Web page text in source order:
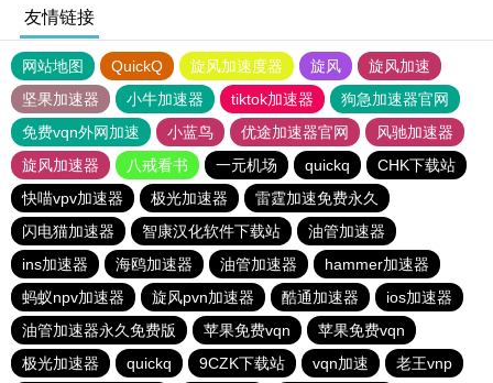
友情链接
网站地图 QuickQ 旋风加速度器 旋风
旋风加速
坚果加速器
小牛加速器 tiktok加速器
狗急加速器官网
免费vqn外网加速
小蓝鸟 优途加速器官网
风驰加速器
旋风加速器
八戒看书 一元机场 quickq
CHK下载站
快喵vpv加速器
极光加速器
雷霆加速免费永久
闪电猫加速器
智康汉化软件下载站
油管加速器
ins加速器
海鸥加速器 油管加速器
hammer加速器
蚂蚁npv加速器
旋风pvn加速器 酷通加速器
ios加速器
油管加速器永久免费版
苹果免费vqn
苹果免费vqn
极光加速器
quickq 9CZK下载站 vqn加速 老王vnp